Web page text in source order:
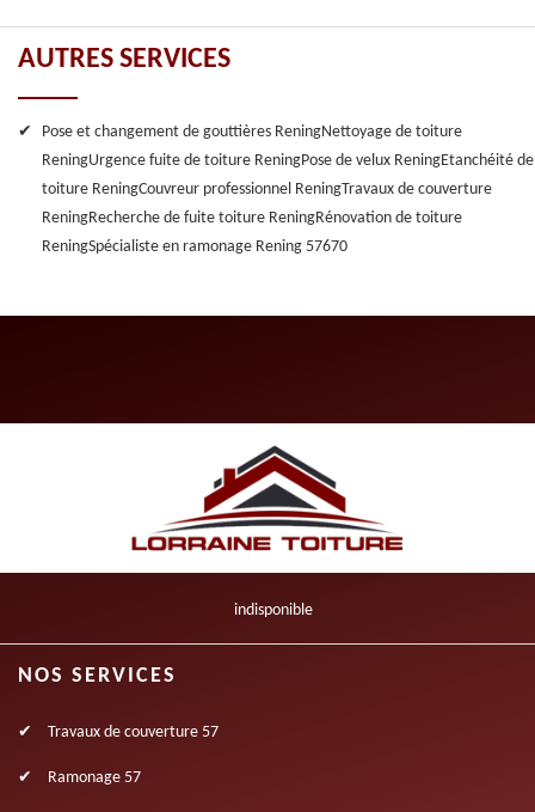
AUTRES SERVICES
Pose et changement de gouttières ReningNettoyage de toiture
ReningUrgence fuite de toiture ReningPose de velux ReningEtanchéité de
toiture ReningCouvreur professionnel ReningTravaux de couverture
ReningRecherche de fuite toiture ReningRénovation de toiture
ReningSpécialiste en ramonage Rening 57670
indisponible
NOS SERVICES
Travaux de couverture 57
Ramonage 57